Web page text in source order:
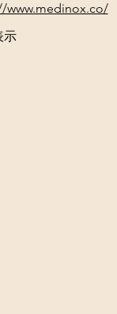
www.medinox.co/
示